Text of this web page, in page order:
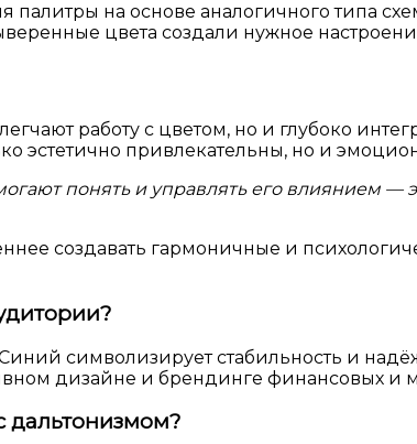
на основе аналогичного типа
цвета создали нужное
работу с цветом, но и глубоко
эстетично привлекательны, но и
понять и управлять его влиянием —
создавать гармоничные и
символизирует стабильность и
дизайне и брендинге финансовых
дальтонизмом?